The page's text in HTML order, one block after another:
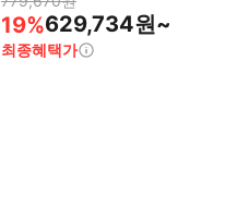
19%629,734원~
최종혜택가